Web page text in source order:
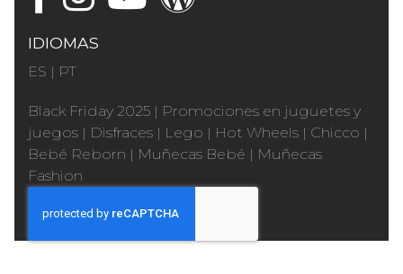
IDIOMAS
ES | PT
Black Friday 2025 | Promociones en juguetes y
juegos | Disfraces | Lego | Hot Wheels | Chicco |
Bebé Reborn | Muñecas Bebé | Muñecas
Fashion